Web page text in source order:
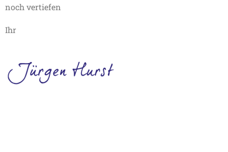
noch vertiefen
Ihr